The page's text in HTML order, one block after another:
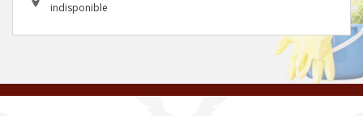
indisponible